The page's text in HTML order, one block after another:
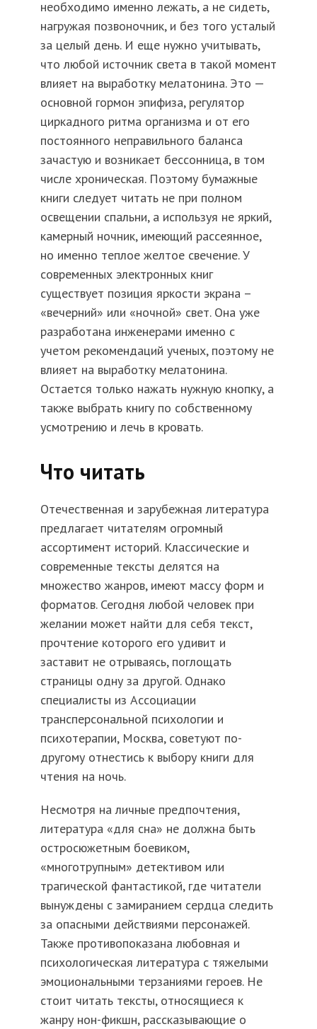
необходимо именно лежать, а не сидеть,
нагружая позвоночник, и без того усталый
за целый день. И еще нужно учитывать,
что любой источник света в такой момент
влияет на выработку мелатонина. Это —
основной гормон эпифиза, регулятор
циркадного ритма организма и от его
постоянного неправильного баланса
зачастую и возникает бессонница, в том
числе хроническая. Поэтому бумажные
книги следует читать не при полном
освещении спальни, а используя не яркий,
камерный ночник, имеющий рассеянное,
но именно теплое желтое свечение. У
современных электронных книг
существует позиция яркости экрана –
«вечерний» или «ночной» свет. Она уже
разработана инженерами именно с
учетом рекомендаций ученых, поэтому не
влияет на выработку мелатонина.
Остается только нажать нужную кнопку, а
также выбрать книгу по собственному
усмотрению и лечь в кровать.
Что читать
Отечественная и зарубежная литература
предлагает читателям огромный
ассортимент историй. Классические и
современные тексты делятся на
множество жанров, имеют массу форм и
форматов. Сегодня любой человек при
желании может найти для себя текст,
прочтение которого его удивит и
заставит не отрываясь, поглощать
страницы одну за другой. Однако
специалисты из Ассоциации
трансперсональной психологии и
психотерапии, Москва, советуют по-
другому отнестись к выбору книги для
чтения на ночь.
Несмотря на личные предпочтения,
литература «для сна» не должна быть
остросюжетным боевиком,
«многотрупным» детективом или
трагической фантастикой, где читатели
вынуждены с замиранием сердца следить
за опасными действиями персонажей.
Также противопоказана любовная и
психологическая литература с тяжелыми
эмоциональными терзаниями героев. Не
стоит читать тексты, относящиеся к
жанру нон-фикшн, рассказывающие о